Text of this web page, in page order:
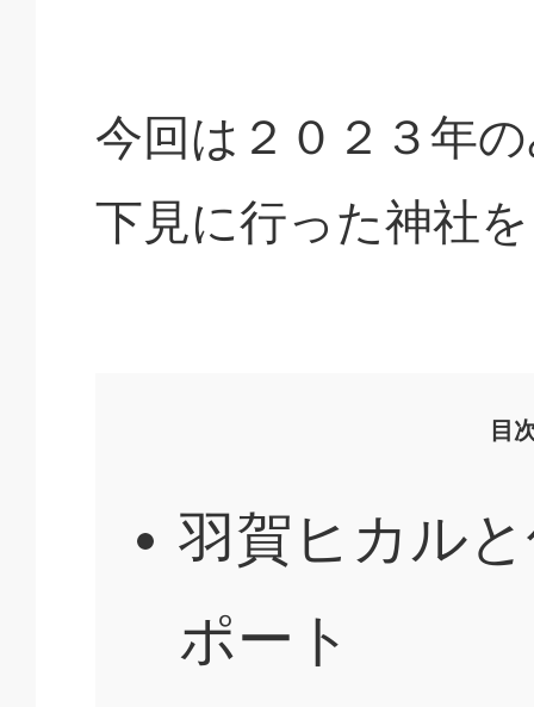
今回は２０２３年
下見に行った神社
目
羽賀ヒカル
ポート